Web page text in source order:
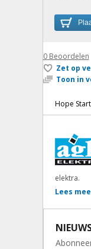
0Beoordelen
Zet op
Toon in
Hope
elektra.
Lees